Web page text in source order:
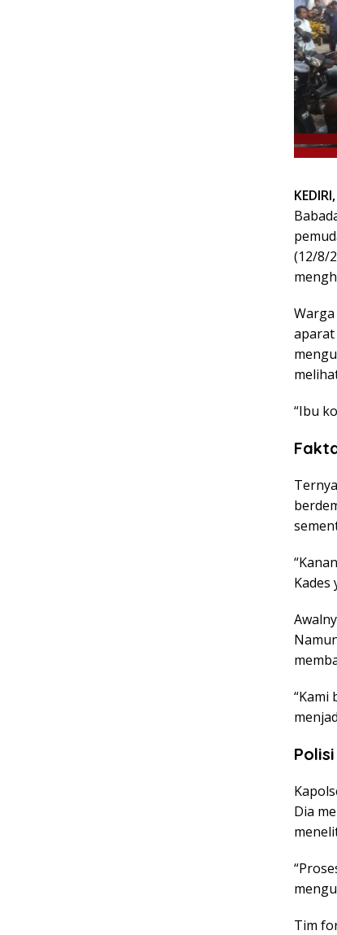
k
i
n
i
,
P
e
n
u
I
n
s
p
i
r
s
i
KEDIRI,
(12/8/
aparat
“Ibu
“Kami
Dia
Tim